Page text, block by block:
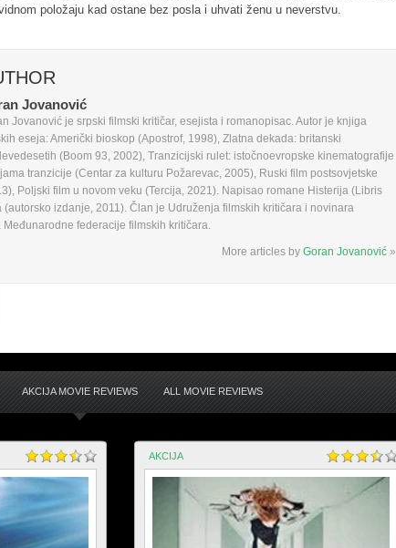
položaju kad ostane bez posla i uhvati ženu u neverstvu.
Jovanović
Jovanović je srpski filmski kritičar, esejista i romanopisac. Autor je knjiga
eseja: Američki bioskop (Apostrof, 1998), Zlatna dekada: britanski
(Boom 93, 2002), Tranzicijski rulet: istočnoevropske kinematografije
tranzicije (Centar za kulturu Požarevac, 2005), Ruski film postsovjetske
Poljski film u novom veku (Tercija, 2021). Napisao romane Histerija (Libris
(autorsko izdanje, 2011). Član je Udruženja filmskih kritičara i novinara
Međunarodne federacije filmskih kritičara.
More articles by Goran Jovanović »
AKCIJA MOVIE REVIEWS ALL MOVIE REVIEWS
AKCIJA